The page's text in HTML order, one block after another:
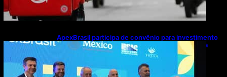
ApexBrasil participa de convênio para investimento
de R$ 2,63 milhões em exportações de cachaça